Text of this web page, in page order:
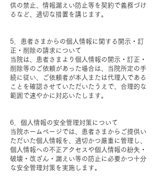
供の禁止、情報漏えい防止等を契約で義務づけ
るなど、適切な措置を講じます。
5．患者さまからの個人情報に関する開示・訂
正・削除の請求について
当院は、患者さまより個人情報の開示・訂正・
削除等のご依頼があった場合は、当院所定の手
続に従い、ご依頼者が本人または代理人である
ことを確認させていただいたうえで、合理的な
範囲で速やかに対応いたします。
6．個人情報の安全管理対策について
当院ホームページでは、患者さまからご提供い
ただいた個人情報を、適切かつ厳重に管理し、
個人情報への不正アクセスや個人情報の紛失・
破壊・改ざん・漏えい等の防止に必要かつ十分
な安全管理対策を実施します。